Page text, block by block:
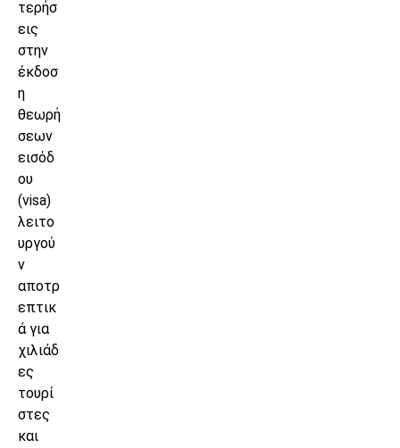
τερήσ
εις
στην
έκδοσ
η
θεωρή
σεων
εισόδ
ου
(visa)
λειτο
υργού
ν
αποτρ
επτικ
ά για
χιλιάδ
ες
τουρί
στες
και